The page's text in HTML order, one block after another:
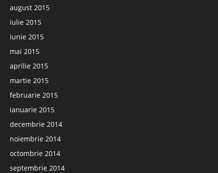
august 2015
iulie 2015
iunie 2015
mai 2015
aprilie 2015
martie 2015
februarie 2015
ianuarie 2015
decembrie 2014
noiembrie 2014
octombrie 2014
septembrie 2014